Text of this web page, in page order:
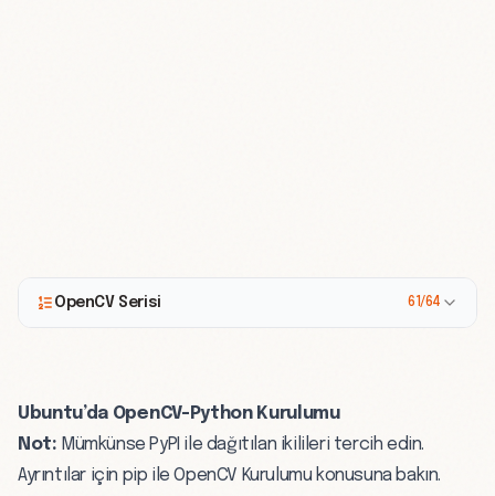
OpenCV Serisi 61/64
Ubuntu’da OpenCV-Python Kurulumu
Not: Mümkünse PyPI ile dağıtılan ikilileri tercih edin.
Ayrıntılar için pip ile OpenCV Kurulumu konusuna bakın.